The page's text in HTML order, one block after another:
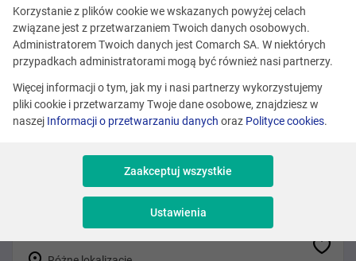
nieaktualna.
Zobacz podobne oferty
Różne lokalizacje
Korzystanie z plików cookie we wskazanych powyżej celach
związane jest z przetwarzaniem Twoich danych osobowych.
Administratorem Twoich danych jest Comarch SA. W niektórych
przypadkach administratorami mogą być również nasi partnerzy.
Więcej informacji o tym, jak my i nasi partnerzy wykorzystujemy
pliki cookie i przetwarzamy Twoje dane osobowe, znajdziesz w
naszej Informacji o przetwarzaniu danych oraz Polityce cookies.
Zaakceptuj wszystkie
Ustawienia